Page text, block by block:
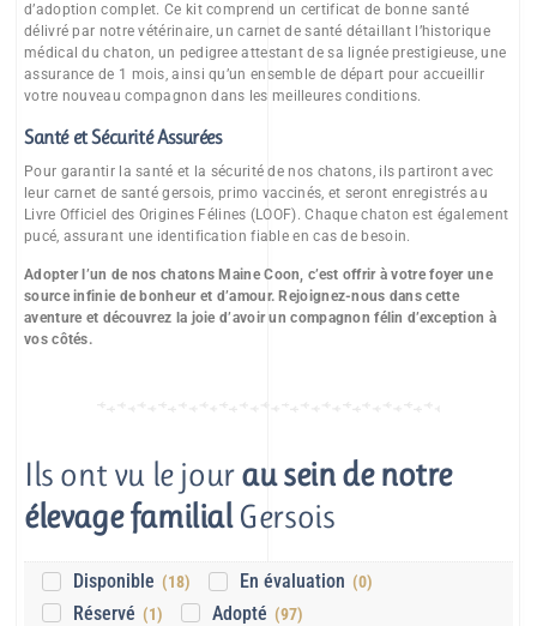
d’adoption complet. Ce kit comprend un certificat de bonne santé
délivré par notre vétérinaire, un carnet de santé détaillant l’historique
médical du chaton, un pedigree attestant de sa lignée prestigieuse, une
assurance de 1 mois, ainsi qu’un ensemble de départ pour accueillir
votre nouveau compagnon dans les meilleures conditions.
Santé et Sécurité Assurées
Pour garantir la santé et la sécurité de nos chatons, ils partiront avec
leur carnet de santé gersois, primo vaccinés, et seront enregistrés au
Livre Officiel des Origines Félines (LOOF). Chaque chaton est également
pucé, assurant une identification fiable en cas de besoin.
Adopter l’un de nos chatons Maine Coon, c’est offrir à votre foyer une
source infinie de bonheur et d’amour. Rejoignez-nous dans cette
aventure et découvrez la joie d’avoir un compagnon félin d’exception à
vos côtés.
Ils ont vu le jourau sein de notre
élevage familialGersois
Disponible (18) En évaluation (0)
Réservé (1) Adopté (97)